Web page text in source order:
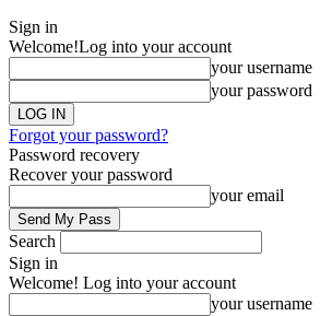
Sign in
Welcome!Log into your account
your username
your password
Forgot your password?
Password recovery
Recover your password
your email
Search
Sign in
Welcome! Log into your account
your username